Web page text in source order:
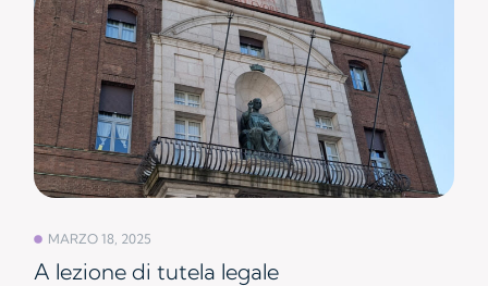
MARZO 18, 2025
A lezione di tutela legale